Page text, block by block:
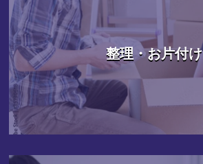
整理・お片付け